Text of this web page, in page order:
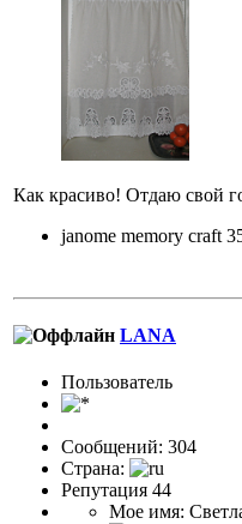
Как красиво! Отдаю свой
janome memory craft
LANA
Пользовaтeль
Сообщений: 304
Страна:
Репутация 44
Мое имя: